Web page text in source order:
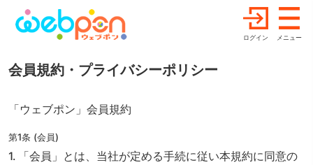
ログイン メニュー
会員規約・プライバシーポリシー
「ウェブポン」会員規約
第1条 (会員)
1. 「会員」とは、当社が定める手続に従い本規約に同意の